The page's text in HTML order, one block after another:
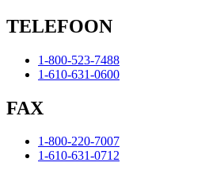
TELEFOON
1-800-523-7488
1-610-631-0600
FAX
1-800-220-7007
1-610-631-0712